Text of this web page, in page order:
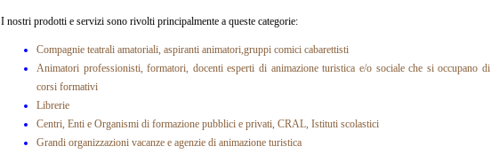
I nostri prodotti e servizi sono rivolti principalmente a queste categorie:
Compagnie teatrali amatoriali, aspiranti animatori,gruppi comici cabarettisti
Animatori professionisti, formatori, docenti esperti di animazione turistica e/o sociale che si occupano di
corsi formativi
Librerie
Centri, Enti e Organismi di formazione pubblici e privati, CRAL, Istituti scolastici
Grandi organizzazioni vacanze e agenzie di animazione turistica